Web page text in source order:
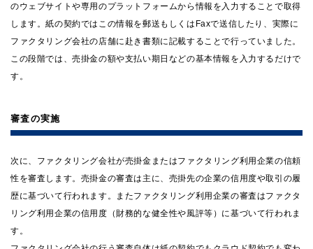
のウェブサイトや専用のプラットフォームから情報を入力することで取得
します。紙の契約ではこの情報を郵送もしくはFaxで送信したり、実際に
ファクタリング会社の店舗に赴き書類に記載することで行っていました。
この段階では、売掛金の額や支払い期日などの基本情報を入力するだけで
す。
審査の実施
次に、ファクタリング会社が売掛金またはファクタリング利用企業の信頼
性を審査します。売掛金の審査は主に、売掛先の企業の信用度や取引の履
歴に基づいて行われます。またファクタリング利用企業の審査はファクタ
リング利用企業の信用度（財務的な健全性や風評等）に基づいて行われま
す。